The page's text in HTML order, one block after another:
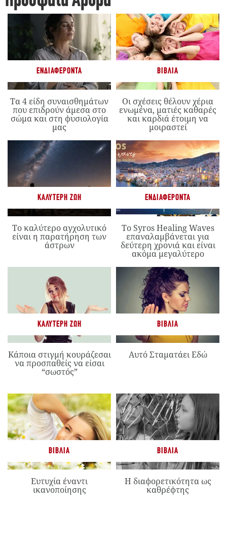
ΕΝΔΙΑΦΈΡΟΝΤΑ
Τα 4 είδη συναισθημάτων
που επιδρούν άμεσα στο
σώμα και στη φυσιολογία
μας
ΒΙΒΛΊΑ
Οι σχέσεις θέλουν χέρια
ενωμένα, ματιές καθαρές
και καρδιά έτοιμη να
μοιραστεί
ΚΑΛΎΤΕΡΗ ΖΩΉ
Το καλύτερο αγχολυτικό
είναι η παρατήρηση των
άστρων
ΕΝΔΙΑΦΈΡΟΝΤΑ
Το Syros Healing Waves
επαναλαμβάνεται για
δεύτερη χρονιά και είναι
ακόμα μεγαλύτερο
ΚΑΛΎΤΕΡΗ ΖΩΉ
Κάποια στιγμή κουράζεσαι
να προσπαθείς να είσαι
“σωστός”
ΒΙΒΛΊΑ
Αυτό Σταματάει Εδώ
ΒΙΒΛΊΑ
Ευτυχία έναντι
ικανοποίησης
ΒΙΒΛΊΑ
Η διαφορετικότητα ως
καθρέφτης